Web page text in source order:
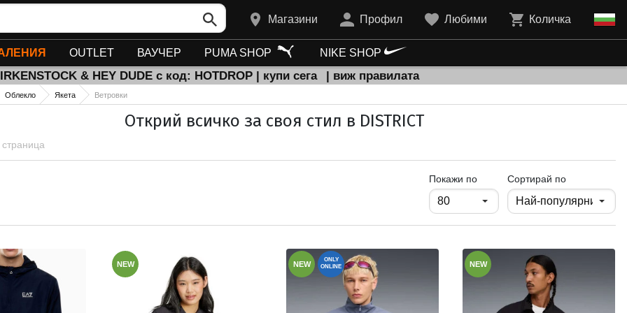
Магазини Профил Любими Количка
OUTLET ВАУЧЕР PUMA SHOP NIKE SHOP
& HEY DUDE с код: HOTDROP | купи сега | виж правилата
Облекло Якета Ветровки
Открий всичко за своя стил в DISTRICT
Покажи попродукти на страница
Сортирай по
NEW NEW
ONLY
ONLINE
NEW